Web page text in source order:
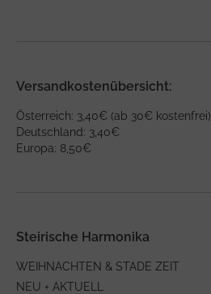
Versandkostenübersicht:
Österreich: 3,40€ (ab 30€ kostenfrei)
Deutschland: 3,40€
Europa: 8,50€
Steirische Harmonika
WEIHNACHTEN & STADE ZEIT
NEU + AKTUELL